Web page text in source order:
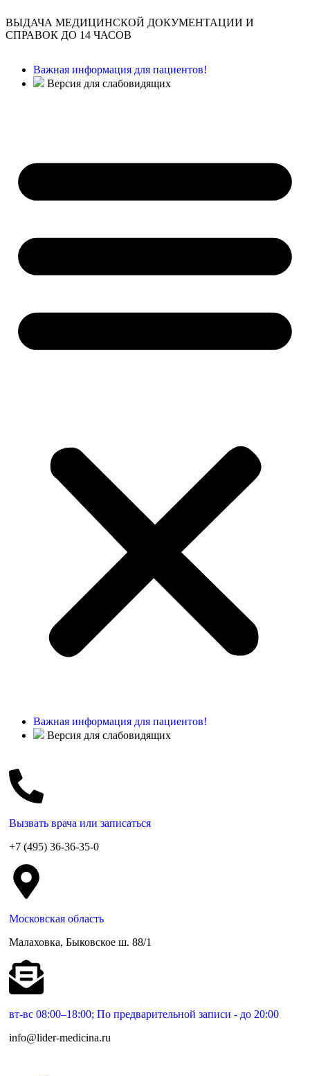
ВЫДАЧА МЕДИЦИНСКОЙ ДОКУМЕНТАЦИИ И
СПРАВОК ДО 14 ЧАСОВ
Важная информация для пациентов!
Версия для слабовидящих
Важная информация для пациентов!
Версия для слабовидящих
Вызвать врача или записаться
+7 (495) 36-36-35-0
Московская область
Малаховка, Быковское ш. 88/1
вт-вс 08:00–18:00; По предварительной записи - до 20:00
info@lider-medicina.ru